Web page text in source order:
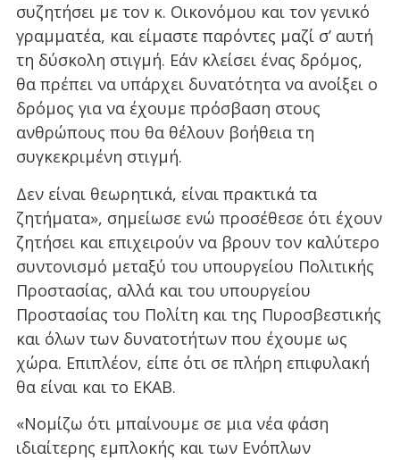
συζητήσει με τον κ. Οικονόμου και τον γενικό
γραμματέα, και είμαστε παρόντες μαζί σ’ αυτή
τη δύσκολη στιγμή. Εάν κλείσει ένας δρόμος,
θα πρέπει να υπάρχει δυνατότητα να ανοίξει ο
δρόμος για να έχουμε πρόσβαση στους
ανθρώπους που θα θέλουν βοήθεια τη
συγκεκριμένη στιγμή.
Δεν είναι θεωρητικά, είναι πρακτικά τα
ζητήματα», σημείωσε ενώ προσέθεσε ότι έχουν
ζητήσει και επιχειρούν να βρουν τον καλύτερο
συντονισμό μεταξύ του υπουργείου Πολιτικής
Προστασίας, αλλά και του υπουργείου
Προστασίας του Πολίτη και της Πυροσβεστικής
και όλων των δυνατοτήτων που έχουμε ως
χώρα. Επιπλέον, είπε ότι σε πλήρη επιφυλακή
θα είναι και το ΕΚΑΒ.
«Νομίζω ότι μπαίνουμε σε μια νέα φάση
ιδιαίτερης εμπλοκής και των Ενόπλων